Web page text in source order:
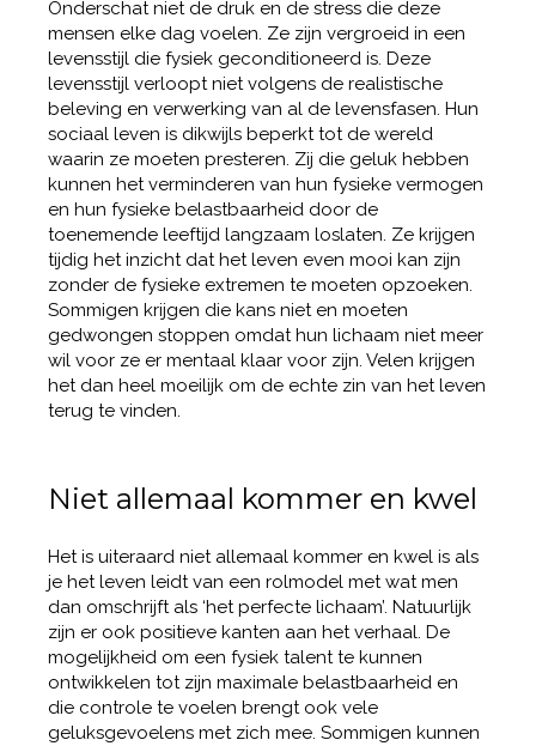
Onderschat niet de druk en de stress die deze
mensen elke dag voelen. Ze zijn vergroeid in een
levensstijl die fysiek geconditioneerd is. Deze
levensstijl verloopt niet volgens de realistische
beleving en verwerking van al de levensfasen. Hun
sociaal leven is dikwijls beperkt tot de wereld
waarin ze moeten presteren. Zij die geluk hebben
kunnen het verminderen van hun fysieke vermogen
en hun fysieke belastbaarheid door de
toenemende leeftijd langzaam loslaten. Ze krijgen
tijdig het inzicht dat het leven even mooi kan zijn
zonder de fysieke extremen te moeten opzoeken.
Sommigen krijgen die kans niet en moeten
gedwongen stoppen omdat hun lichaam niet meer
wil voor ze er mentaal klaar voor zijn. Velen krijgen
het dan heel moeilijk om de echte zin van het leven
terug te vinden.
Niet allemaal kommer en kwel
Het is uiteraard niet allemaal kommer en kwel is als
je het leven leidt van een rolmodel met wat men
dan omschrijft als ‘het perfecte lichaam’. Natuurlijk
zijn er ook positieve kanten aan het verhaal. De
mogelijkheid om een fysiek talent te kunnen
ontwikkelen tot zijn maximale belastbaarheid en
die controle te voelen brengt ook vele
geluksgevoelens met zich mee. Sommigen kunnen